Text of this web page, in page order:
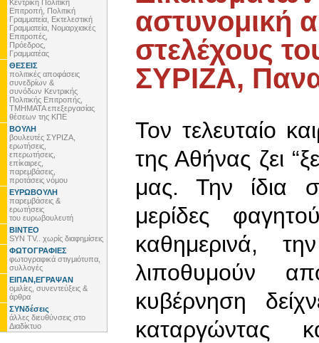
Κεντρική Πολιτική
Επιτροπή, Πολιτική
Γραμματεία, Εκτελεστική
Γραμματεία, Νομαρχιακές
Επιτροπές,
Πρόεδρος,
Γραμματέας
ΘΕΣΕΙΣ
πολιτικές αποφάσεις
συνεδρίων &
συνόδων Κεντρικής
Πολιτικής Επιτροπής,
ΤΜΗΜΑΤΑ επεξεργασίας
θέσεων της ΚΠΕ
ΒΟΥΛΗ
βουλευτές ΣΥΡΙΖΑ,
ερωτήσεις,
επερωτήσεις,
επίκαιρες,
παρεμβάσεις,
προτάσεις νόμου
ΕΥΡΩΒΟΥΛΗ
παρεμβάσεις &
ερωτήσεις
του ευρωβουλευτή
ΒΙΝΤΕΟ
SYN TV.. χωρίς διαφημίσεις
ΦΩΤΟΓΡΑΦΙΕΣ
φωτογραφικά στιγμιότυπα,
συλλογές
ΕΙΠΑΝ,ΕΓΡΑΨΑΝ
ομιλίες, συνεντεύξεις &
άρθρα
ΣΥΝδέσεις
άλλες διευθύνσεις στο
Διαδίκτυο
αστυνομική
στελέχους
ΣΥΡΙΖΑ,
Τον τελευταίο
της Αθήνας ζει
μας. Την ίδια
μερίδες
καθημερινά,
λιποθυμούν
κυβέρνηση
καταργώντας